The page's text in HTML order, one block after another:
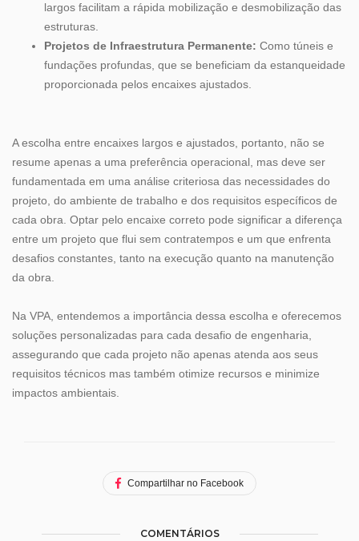
largos facilitam a rápida mobilização e desmobilização das
estruturas.
Projetos de Infraestrutura Permanente: Como túneis e
fundações profundas, que se beneficiam da estanqueidade
proporcionada pelos encaixes ajustados.
A escolha entre encaixes largos e ajustados, portanto, não se
resume apenas a uma preferência operacional, mas deve ser
fundamentada em uma análise criteriosa das necessidades do
projeto, do ambiente de trabalho e dos requisitos específicos de
cada obra. Optar pelo encaixe correto pode significar a diferença
entre um projeto que flui sem contratempos e um que enfrenta
desafios constantes, tanto na execução quanto na manutenção
da obra.
Na VPA, entendemos a importância dessa escolha e oferecemos
soluções personalizadas para cada desafio de engenharia,
assegurando que cada projeto não apenas atenda aos seus
requisitos técnicos mas também otimize recursos e minimize
impactos ambientais.
Compartilhar no Facebook
COMENTÁRIOS